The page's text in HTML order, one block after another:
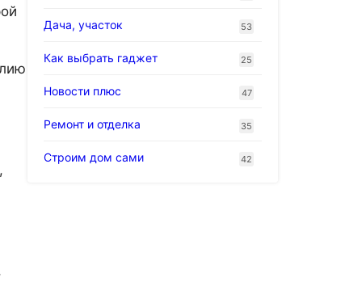
Дача, участок 53
Как выбрать гаджет 25
Новости плюс 47
Ремонт и отделка 35
Строим дом сами 42